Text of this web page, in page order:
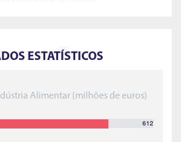
ESTATÍSTICOS
Alimentar (milhões de euros)
612